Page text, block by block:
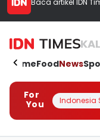
Baca artikel IDN
HomeFoodNews
For
You
Indonesia